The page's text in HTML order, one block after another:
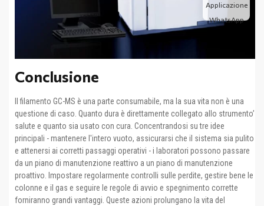
Conclusione
Il filamento GC-MS è una parte consumabile, ma la sua vita non è una
questione di caso. Quanto dura è direttamente collegato allo strumento’
salute e quanto sia usato con cura. Concentrandosi su tre idee
principali - mantenere l'intero vuoto, assicurarsi che il sistema sia pulito
e attenersi ai corretti passaggi operativi - i laboratori possono passare
da un piano di manutenzione reattivo a un piano di manutenzione
proattivo. Impostare regolarmente controlli sulle perdite, gestire bene le
colonne e il gas e seguire le regole di avvio e spegnimento corrette
forniranno grandi vantaggi. Queste azioni prolungano la vita del
Applicazione
WhatsApp